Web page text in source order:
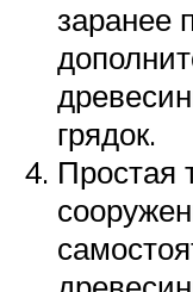
заранее
грядок.
Простая